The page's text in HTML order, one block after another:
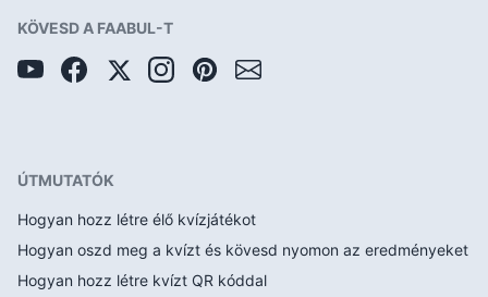
KÖVESD A FAABUL-T
ÚTMUTATÓK
Hogyan hozz létre élő kvízjátékot
Hogyan oszd meg a kvízt és kövesd nyomon az eredményeket
Hogyan hozz létre kvízt QR kóddal